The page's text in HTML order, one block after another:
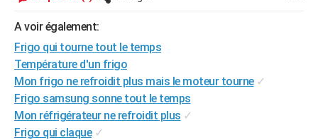
PROGRAMME TV
COPAINS D'AVANT
S'inscrire
Se connecter
Lycées
Collèges
Primaires
Universités
Entreprises
Service militaire
Avis de recherche
AVIS DE DÉCÈS
Bricolage
Lifestyle
Culture
Sport
Auto
Television
Voyage
Cinema
A voir également:
Frigo qui tourne tout le temps
Température d'un frigo
Mon frigo ne refroidit plus mais le moteur tourne ✓
Frigo samsung sonne tout le temps
Mon réfrigérateur ne refroidit plus ✓
Frigo qui claque ✓